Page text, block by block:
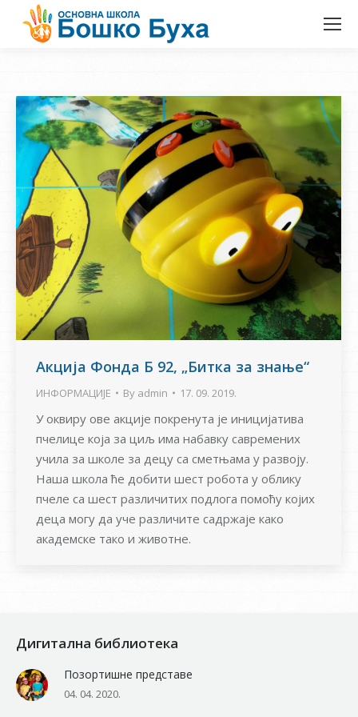
Акција Фонда Б 92, „Битка за знање“
ИНФОРМАЦИЈЕ By admin 17. 09. 2019.
У оквиру ове акције покренута је иницијатива
пчелице која за циљ има набавку савремених
учила за школе за децу са сметњама у развоју.
Наша школа ће добити шест робота у облику
пчеле са шест различитих подлога помоћу којих
деца могу да уче различите садржаје како
академске тако и животне.
Дигитална библиотека
Позортишне представе
04. 04. 2020.